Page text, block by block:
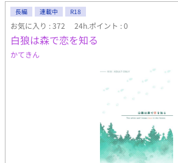
長編 連載中 R18
お気に入り : 372 24h.ポイント : 0
白狼は森で恋を知る
かてきん